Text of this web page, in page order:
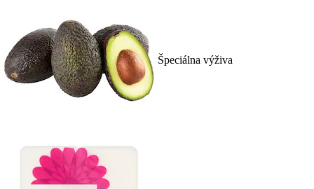
Špeciálna výživa